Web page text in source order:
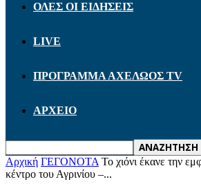
ΟΛΕΣ ΟΙ ΕΙΔΗΣΕΙΣ
LIVE
ΠΡΟΓΡΑΜΜΑ ΑΧΕΛΩΟΣ TV
ΑΡΧΕΙΟ
Αρχική ΓΕΓΟΝΟΤΑ Το χιόνι έκανε την
κέντρο του Αγρινίου –...